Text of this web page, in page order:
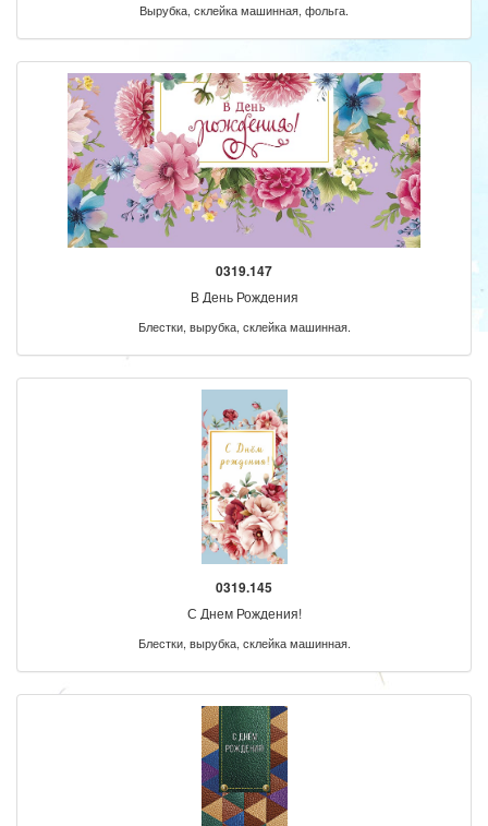
Вырубка, склейка машинная, фольга.
0319.147
В День Рождения
Блестки, вырубка, склейка машинная.
0319.145
С Днем Рождения!
Блестки, вырубка, склейка машинная.